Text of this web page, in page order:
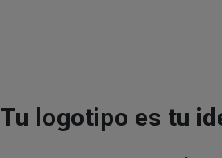
Tu logotipo es tu